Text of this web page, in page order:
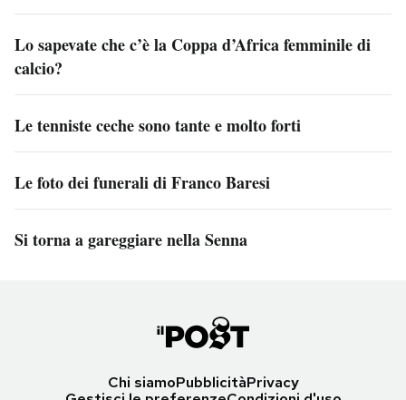
Lo sapevate che c’è la Coppa d’Africa femminile di
calcio?
Le tenniste ceche sono tante e molto forti
Le foto dei funerali di Franco Baresi
Si torna a gareggiare nella Senna
Chi siamoPubblicitàPrivacy